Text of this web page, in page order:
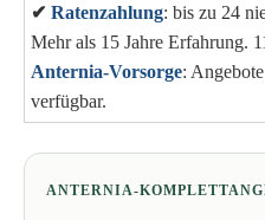
✔ Ratenzahlung: bis zu 24
Mehr als 15 Jahre Erfahrung.
Anternia-Vorsorge:
verfügbar.
ANTERNIA-